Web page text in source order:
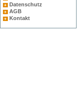
Datenschutz
AGB
Kontakt